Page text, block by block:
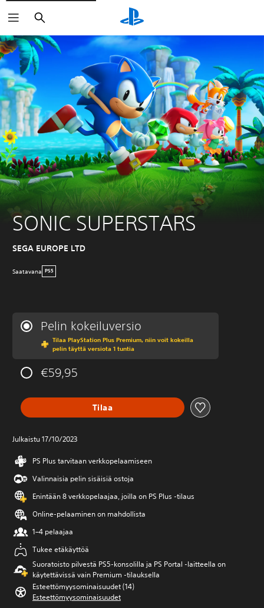
Haku
SONIC SUPERSTARS
SEGA EUROPE LTD
Saatavana PS5
Pelin kokeiluversio
Tilaa PlayStation Plus Premium, niin voit kokeilla
pelin täyttä versiota 1 tuntia
€59,95
Tilaa
Julkaistu 17/10/2023
PS Plus tarvitaan verkkopelaamiseen
Valinnaisia pelin sisäisiä ostoja
Enintään 8 verkkopelaajaa, joilla on PS Plus -tilaus
Online-pelaaminen on mahdollista
1–4 pelaajaa
Tukee etäkäyttöä
Suoratoisto pilvestä PS5-konsolilla ja PS Portal ‑laitteella on
käytettävissä vain Premium ‑tilauksella
Esteettömyysominaisuudet (14)
Esteettömyysominaisuudet